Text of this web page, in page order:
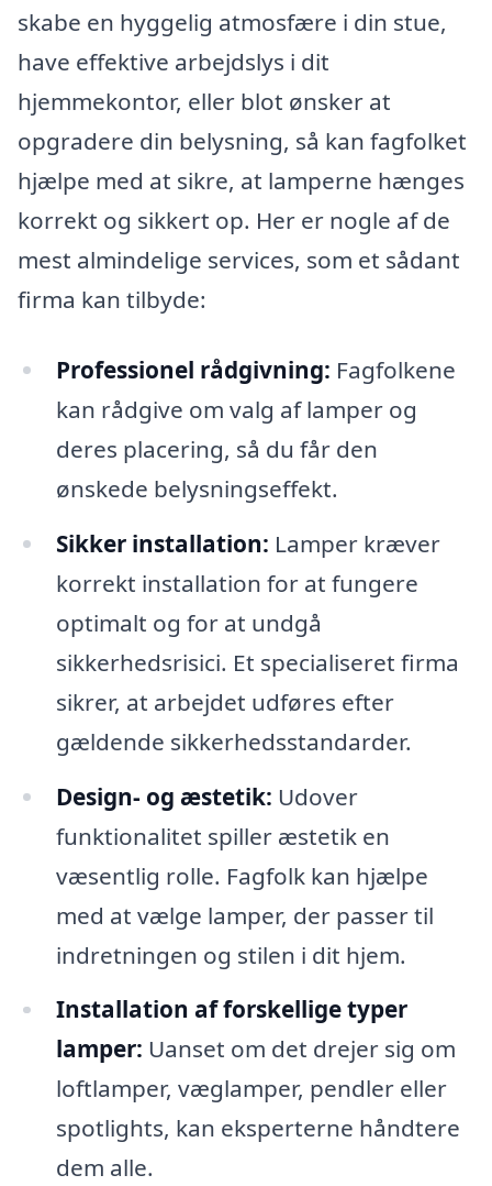
skabe en hyggelig atmosfære i din stue,
have effektive arbejdslys i dit
hjemmekontor, eller blot ønsker at
opgradere din belysning, så kan fagfolket
hjælpe med at sikre, at lamperne hænges
korrekt og sikkert op. Her er nogle af de
mest almindelige services, som et sådant
firma kan tilbyde:
Professionel rådgivning: Fagfolkene
kan rådgive om valg af lamper og
deres placering, så du får den
ønskede belysningseffekt.
Sikker installation: Lamper kræver
korrekt installation for at fungere
optimalt og for at undgå
sikkerhedsrisici. Et specialiseret firma
sikrer, at arbejdet udføres efter
gældende sikkerhedsstandarder.
Design- og æstetik: Udover
funktionalitet spiller æstetik en
væsentlig rolle. Fagfolk kan hjælpe
med at vælge lamper, der passer til
indretningen og stilen i dit hjem.
Installation af forskellige typer
lamper: Uanset om det drejer sig om
loftlamper, væglamper, pendler eller
spotlights, kan eksperterne håndtere
dem alle.